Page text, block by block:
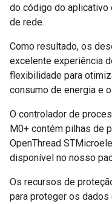
do código do
de rede.
Como resultado, os
excelente experiência
flexibilidade para
consumo de energia e
O controlador de
M0+ contém pilhas de
OpenThread
disponível no nosso
Os recursos de
para proteger os dados